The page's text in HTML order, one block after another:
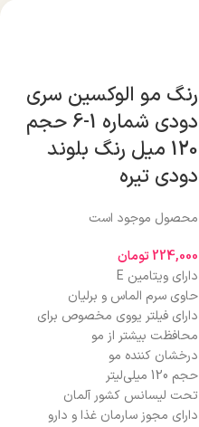
رنگ مو الوکسین سری
دودی شماره 1-6 حجم
120 میل رنگ بلوند
دودی تیره
محصول موجود است
224,000تومان
دارای ویتامین E
حاوی سرم الماس و برلیان
دارای فیلتر یووی مخصوص برای
محافظت بیشتر از مو
درخشان کننده مو
حجم 120 میلی‌لیتر
تحت لیسانس کشور آلمان
دارای مجوز سارمان غذا و دارو